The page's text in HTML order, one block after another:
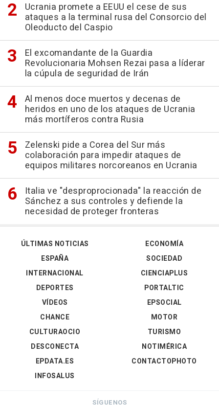
Ucrania promete a EEUU el cese de sus
ataques a la terminal rusa del Consorcio del
Oleoducto del Caspio
El excomandante de la Guardia
Revolucionaria Mohsen Rezai pasa a líderar
la cúpula de seguridad de Irán
Al menos doce muertos y decenas de
heridos en uno de los ataques de Ucrania
más mortíferos contra Rusia
Zelenski pide a Corea del Sur más
colaboración para impedir ataques de
equipos militares norcoreanos en Ucrania
Italia ve "desproprocionada" la reacción de
Sánchez a sus controles y defiende la
necesidad de proteger fronteras
ÚLTIMAS NOTICIAS
ESPAÑA
INTERNACIONAL
DEPORTES
VÍDEOS
ECONOMÍA
SOCIEDAD
CIENCIAPLUS
PORTALTIC
EPSOCIAL
CHANCE
CULTURAOCIO
DESCONECTA
EPDATA.ES
INFOSALUS
MOTOR
TURISMO
NOTIMÉRICA
CONTACTOPHOTO
SÍGUENOS